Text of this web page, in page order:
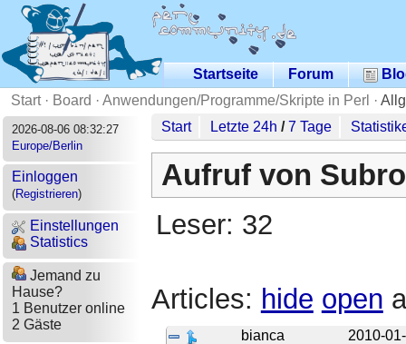
Startseite Forum
Start· Board · Anwendungen/Programme/Skripte in Perl ·
2026-08-06 08:32:27
Europe/Berlin
Einloggen
(Registrieren)
Einstellungen
Statistics
Jemand zu
Hause?
1 Benutzer online
2 Gäste
Start Letzte 24h /7 Tage
Aufruf von
Leser: 32
Articles: hide open
bianca 2010-